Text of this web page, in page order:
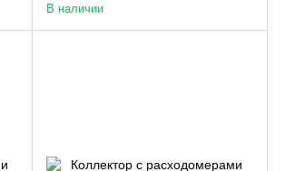
В наличии